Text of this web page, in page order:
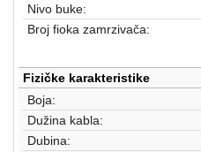
kategorije
Nivo buke:
Broj fioka zamrzivača:
Fizičke karakteristike
Boja:
Dužina kabla:
Dubina: